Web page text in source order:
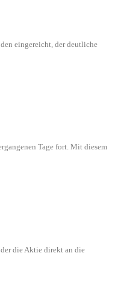
eingereicht, der deutliche
Tage fort. Mit diesem
die Aktie direkt an die